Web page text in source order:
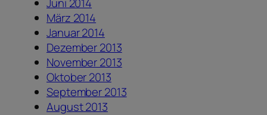
Juni 2014
März 2014
Januar 2014
Dezember 2013
November 2013
Oktober 2013
September 2013
August 2013